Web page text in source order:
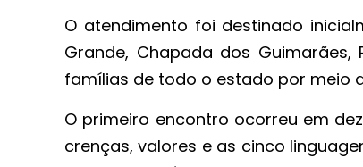
O atendimento foi destinado
Grande, Chapada dos
famílias de todo o estado por meio
O primeiro encontro ocorreu em
crenças, valores e as cinco